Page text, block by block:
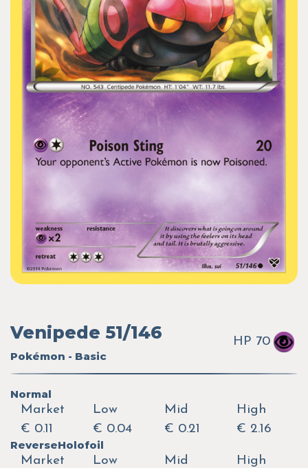
Venipede 51/146
Pokémon - Basic
HP 70
Normal
Market
€ 0.11
Low
€ 0.04
Mid
€ 0.21
High
€ 2.16
ReverseHolofoil
Market
Low
Mid
High